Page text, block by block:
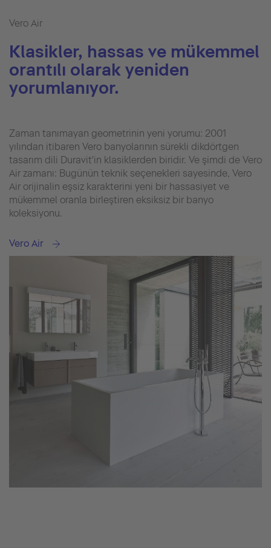
Vero Air
Klasikler, hassas ve mükemmel
orantılı olarak yeniden
yorumlanıyor.
Zaman tanımayan geometrinin yeni yorumu: 2001
yılından itibaren Vero banyolarının sürekli dikdörtgen
tasarım dili Duravit'in klasiklerden biridir. Ve şimdi de Vero
Air zamanı: Bugünün teknik seçenekleri sayesinde, Vero
Air orijinalin eşsiz karakterini yeni bir hassasiyet ve
mükemmel oranla birleştiren eksiksiz bir banyo
koleksiyonu.
Vero Air